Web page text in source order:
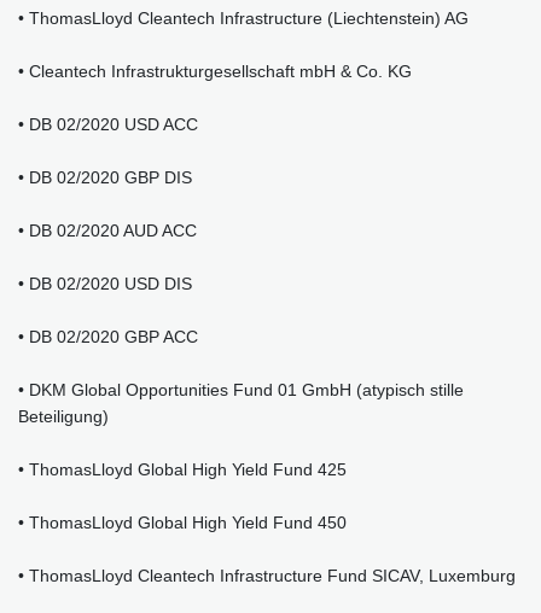
• ThomasLloyd Cleantech Infrastructure (Liechtenstein) AG
• Cleantech Infrastrukturgesellschaft mbH & Co. KG
• DB 02/2020 USD ACC
• DB 02/2020 GBP DIS
• DB 02/2020 AUD ACC
• DB 02/2020 USD DIS
• DB 02/2020 GBP ACC
• DKM Global Opportunities Fund 01 GmbH (atypisch stille
Beteiligung)
• ThomasLloyd Global High Yield Fund 425
• ThomasLloyd Global High Yield Fund 450
• ThomasLloyd Cleantech Infrastructure Fund SICAV, Luxemburg